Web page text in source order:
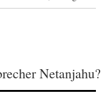
Netanjahu?